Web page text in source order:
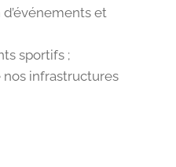
et
sportifs ;
nos infrastructures